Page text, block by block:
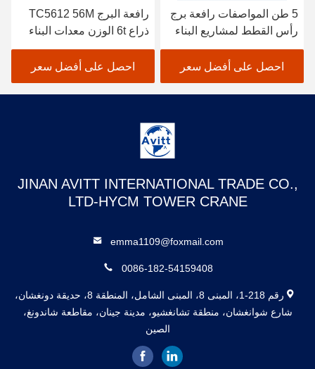
5 طن المواصفات رافعة برج
رأس القطط لمشاريع البناء
المدني
احصل على أفضل سعر
رافعة البرج TC5612 56M
ذراع 6t الوزن معدات البناء
احصل على أفضل سعر
JINAN AVITT INTERNATIONAL TRADE CO.,
LTD-HYCM TOWER CRANE
emma1109@foxmail.com
0086-182-54159408
رقم 218-1، المبنى 8، المبنى الشامل، المنطقة 8، حديقة دونغشان،
شارع شوانغشان، منطقة تشانغشيو، مدينة جينان، مقاطعة شاندونغ،
الصين